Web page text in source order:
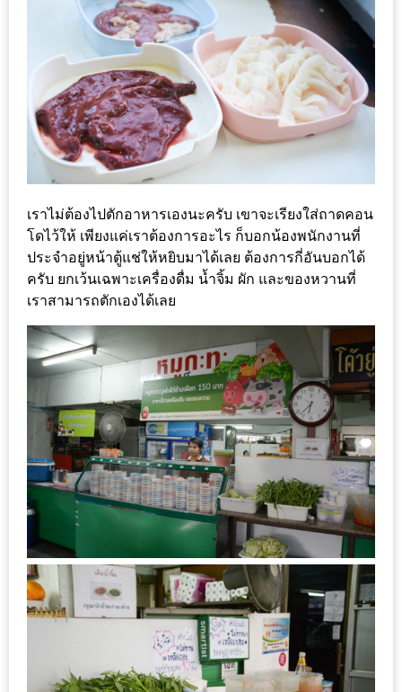
ข้าว
อะไร
เอ่ย
อร่อย
ที่สุด?
งาน
แฟร์
เรื่อง
บ้าน
ที่
ทุก
คน
ต้อง
มา
พบ
สินค้า
เรื่อง
บ้าน
คุ้ม
จบ
เดียว
2017
เราไม่ต้องไปตักอาหารเองนะครับ เขาจะเรียงใส่ถาดคอน
โดไว้ให้ เพียงแค่เราต้องการอะไร ก็บอกน้องพนักงานที่
ประจำอยู่หน้าตู้แช่ให้หยิบมาได้เลย ต้องการกี่อันบอกได้
ครับ ยกเว้นเฉพาะเครื่องดื่ม น้ำจิ้ม ผัก และของหวานที่
เราสามารถตักเองได้เลย